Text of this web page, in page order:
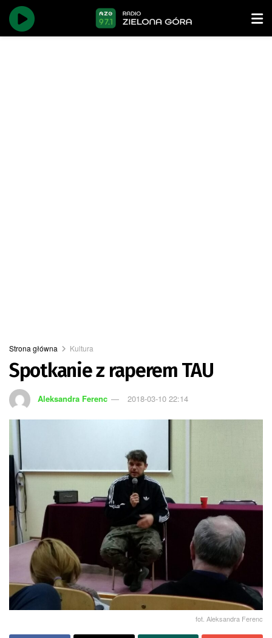
Strona główna Kultura
Spotkanie z raperem TAU
Aleksandra Ferenc 2018-03-10 22:14
fot. Aleksandra Ferenc